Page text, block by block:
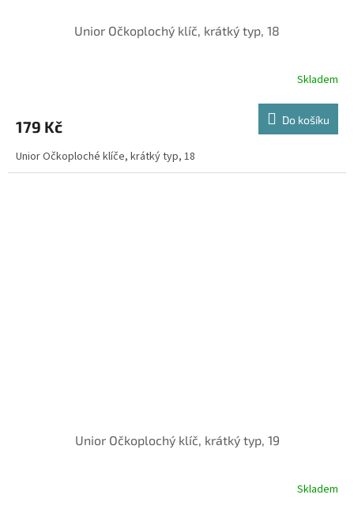
Unior Očkoplochý klíč, krátký typ, 18
Skladem
179 Kč Do košíku
Unior Očkoploché klíče, krátký typ, 18
Unior Očkoplochý klíč, krátký typ, 19
Skladem